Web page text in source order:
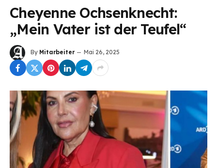
Cheyenne Ochsenknecht:
„Mein Vater ist der Teufel“
By Mitarbeiter Mai 26, 2025